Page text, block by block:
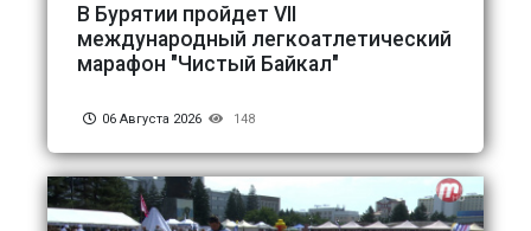
В Бурятии пройдет VII
международный легкоатлетический
марафон "Чистый Байкал"
06 Августа 2026 148